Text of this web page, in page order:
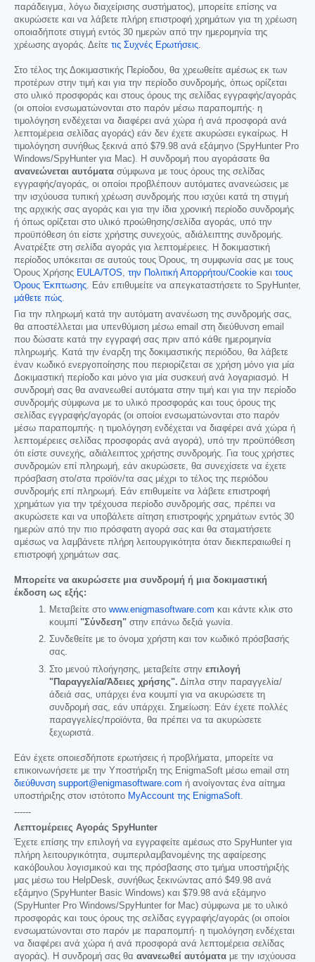
παράδειγμα, λόγω διαχείρισης συστήματος), μπορείτε επίσης να
ακυρώσετε και να λάβετε πλήρη επιστροφή χρημάτων για τη χρέωση
οποιαδήποτε στιγμή εντός 30 ημερών από την ημερομηνία της
χρέωσης αγοράς. Δείτε τις Συχνές Ερωτήσεις.
Στο τέλος της Δοκιμαστικής Περίοδου, θα χρεωθείτε αμέσως εκ των
προτέρων στην τιμή και για την περίοδο συνδρομής, όπως ορίζεται
στο υλικό προσφοράς και στους όρους της σελίδας εγγραφής/αγοράς
(οι οποίοι ενσωματώνονται στο παρόν μέσω παραπομπής· η
τιμολόγηση ενδέχεται να διαφέρει ανά χώρα ή ανά προσφορά ανά
λεπτομέρεια σελίδας αγοράς) εάν δεν έχετε ακυρώσει εγκαίρως. Η
τιμολόγηση συνήθως ξεκινά από $79.98 ανά εξάμηνο (SpyHunter Pro
Windows/SpyHunter για Mac). Η συνδρομή που αγοράσατε θα
ανανεώνεται αυτόματα σύμφωνα με τους όρους της σελίδας
εγγραφής/αγοράς, οι οποίοι προβλέπουν αυτόματες ανανεώσεις με
την ισχύουσα τυπική χρέωση συνδρομής που ισχύει κατά τη στιγμή
της αρχικής σας αγοράς και για την ίδια χρονική περίοδο συνδρομής
ή όπως ορίζεται στο υλικό προώθησης/σελίδα αγοράς, υπό την
προϋπόθεση ότι είστε χρήστης συνεχούς, αδιάλειπτης συνδρομής.
Ανατρέξτε στη σελίδα αγοράς για λεπτομέρειες. Η δοκιμαστική
περίοδος υπόκειται σε αυτούς τους Όρους, τη συμφωνία σας με τους
Όρους Χρήσης EULA/TOS, την Πολιτική Απορρήτου/Cookie και τους
Όρους Έκπτωσης. Εάν επιθυμείτε να απεγκαταστήσετε το SpyHunter,
μάθετε πώς.
Για την πληρωμή κατά την αυτόματη ανανέωση της συνδρομής σας,
θα αποστέλλεται μια υπενθύμιση μέσω email στη διεύθυνση email
που δώσατε κατά την εγγραφή σας πριν από κάθε ημερομηνία
πληρωμής. Κατά την έναρξη της δοκιμαστικής περιόδου, θα λάβετε
έναν κωδικό ενεργοποίησης που περιορίζεται σε χρήση μόνο για μία
Δοκιμαστική περίοδο και μόνο για μία συσκευή ανά λογαριασμό. Η
συνδρομή σας θα ανανεωθεί αυτόματα στην τιμή και για την περίοδο
συνδρομής σύμφωνα με το υλικό προσφοράς και τους όρους της
σελίδας εγγραφής/αγοράς (οι οποίοι ενσωματώνονται στο παρόν
μέσω παραπομπής· η τιμολόγηση ενδέχεται να διαφέρει ανά χώρα ή
λεπτομέρειες σελίδας προσφοράς ανά αγορά), υπό την προϋπόθεση
ότι είστε συνεχής, αδιάλειπτος χρήστης συνδρομής. Για τους χρήστες
συνδρομών επί πληρωμή, εάν ακυρώσετε, θα συνεχίσετε να έχετε
πρόσβαση στο/στα προϊόν/τα σας μέχρι το τέλος της περιόδου
συνδρομής επί πληρωμή. Εάν επιθυμείτε να λάβετε επιστροφή
χρημάτων για την τρέχουσα περίοδο συνδρομής σας, πρέπει να
ακυρώσετε και να υποβάλετε αίτηση επιστροφής χρημάτων εντός 30
ημερών από την πιο πρόσφατη αγορά σας και θα σταματήσετε
αμέσως να λαμβάνετε πλήρη λειτουργικότητα όταν διεκπεραιωθεί η
επιστροφή χρημάτων σας.
Μπορείτε να ακυρώσετε μια συνδρομή ή μια δοκιμαστική
έκδοση ως εξής:
Μεταβείτε στο www.enigmasoftware.com και κάντε κλικ στο
κουμπί "Σύνδεση" στην επάνω δεξιά γωνία.
Συνδεθείτε με το όνομα χρήστη και τον κωδικό πρόσβασής
σας.
Στο μενού πλοήγησης, μεταβείτε στην επιλογή
"Παραγγελία/Άδειες χρήσης". Δίπλα στην παραγγελία/
άδειά σας, υπάρχει ένα κουμπί για να ακυρώσετε τη
συνδρομή σας, εάν υπάρχει. Σημείωση: Εάν έχετε πολλές
παραγγελίες/προϊόντα, θα πρέπει να τα ακυρώσετε
ξεχωριστά.
Εάν έχετε οποιεσδήποτε ερωτήσεις ή προβλήματα, μπορείτε να
επικοινωνήσετε με την Υποστήριξη της EnigmaSoft μέσω email στη
διεύθυνση support@enigmasoftware.com ή ανοίγοντας ένα αίτημα
υποστήριξης στον ιστότοπο MyAccount της EnigmaSoft
------
Λεπτομέρειες Αγοράς SpyHunter
Έχετε επίσης την επιλογή να εγγραφείτε αμέσως στο SpyHunter για
πλήρη λειτουργικότητα, συμπεριλαμβανομένης της αφαίρεσης
κακόβουλου λογισμικού και της πρόσβασης στο τμήμα υποστήριξής
μας μέσω του HelpDesk, συνήθως ξεκινώντας από $49.98 ανά
εξάμηνο (SpyHunter Basic Windows) και $79.98 ανά εξάμηνο
(SpyHunter Pro Windows/SpyHunter for Mac) σύμφωνα με το υλικό
προσφοράς και τους όρους της σελίδας εγγραφής/αγοράς (οι οποίοι
ενσωματώνονται στο παρόν με παραπομπή· η τιμολόγηση ενδέχεται
να διαφέρει ανά χώρα ή ανά προσφορά ανά λεπτομέρεια σελίδας
αγοράς). Η συνδρομή σας θα ανανεωθεί αυτόματα με την ισχύουσα